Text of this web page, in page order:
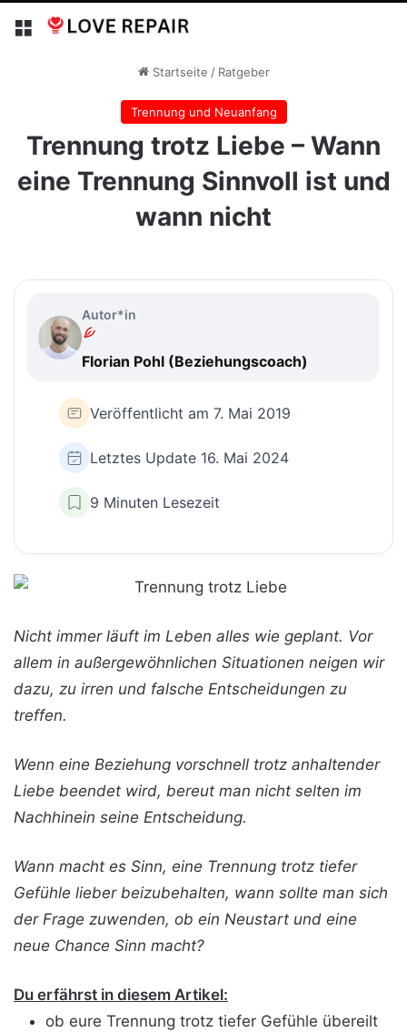
Menü
Startseite / Ratgeber
Trennung und Neuanfang
Trennung trotz Liebe – Wann
eine Trennung Sinnvoll ist und
wann nicht
Autor*in
Florian Pohl (Beziehungscoach)
Veröffentlicht am 7. Mai 2019
Letztes Update 16. Mai 2024
9 Minuten Lesezeit
Nicht immer läuft im Leben alles wie geplant. Vor
allem in außergewöhnlichen Situationen neigen wir
dazu, zu irren und falsche Entscheidungen zu
treffen.
Wenn eine Beziehung vorschnell trotz anhaltender
Liebe beendet wird, bereut man nicht selten im
Nachhinein seine Entscheidung.
Wann macht es Sinn, eine Trennung trotz tiefer
Gefühle lieber beizubehalten, wann sollte man sich
der Frage zuwenden, ob ein Neustart und eine
neue Chance Sinn macht?
Du erfährst in diesem Artikel:
ob eure Trennung trotz tiefer Gefühle übereilt